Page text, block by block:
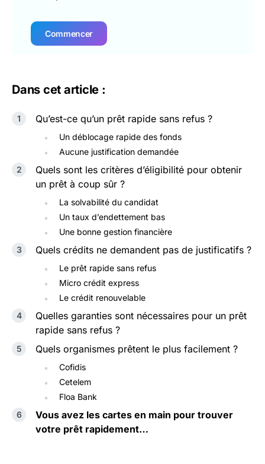
Commencer
Dans cet article :
Qu’est-ce qu’un prêt rapide sans refus ?
Un déblocage rapide des fonds
Aucune justification demandée
Quels sont les critères d’éligibilité pour obtenir
un prêt à coup sûr ?
La solvabilité du candidat
Un taux d’endettement bas
Une bonne gestion financière
Quels crédits ne demandent pas de justificatifs ?
Le prêt rapide sans refus
Micro crédit express
Le crédit renouvelable
Quelles garanties sont nécessaires pour un prêt
rapide sans refus ?
Quels organismes prêtent le plus facilement ?
Cofidis
Cetelem
Floa Bank
Vous avez les cartes en main pour trouver
votre prêt rapidement…